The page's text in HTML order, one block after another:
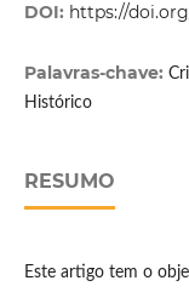
DOI: https://
Palavras-chave:
Histórico
RESUMO
Este artigo tem o